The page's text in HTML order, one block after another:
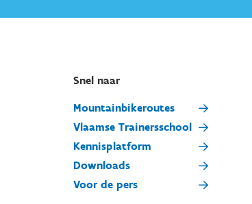
Snel naar
Mountainbikeroutes
Vlaamse Trainersschool
Kennisplatform
Downloads
Voor de pers